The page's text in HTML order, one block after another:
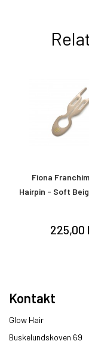
Fiona
Hairpin - Soft
225,00
Kontakt
Glow Hair
Buskelundskoven 69